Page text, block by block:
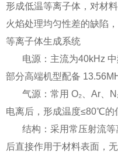
形成低温等离子体，对材
火焰处理均匀性差的缺陷
等离子体生成系统
电源：主流为40kHz
部分高端机型配备
气源：常用 O₂、Ar、
电离后，形成温度≤80℃的
结构：采用常压射流
后直接作用于材料表面，